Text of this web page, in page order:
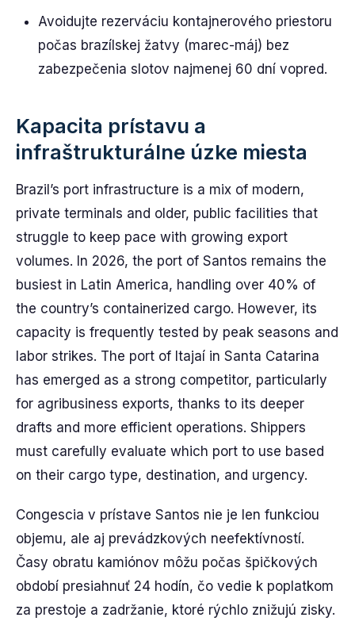
Avoidujte rezerváciu kontajnerového priestoru
počas brazílskej žatvy (marec-máj) bez
zabezpečenia slotov najmenej 60 dní vopred.
Kapacita prístavu a
infraštrukturálne úzke miesta
Brazil’s port infrastructure is a mix of modern,
private terminals and older, public facilities that
struggle to keep pace with growing export
volumes. In 2026, the port of Santos remains the
busiest in Latin America, handling over 40% of
the country’s containerized cargo. However, its
capacity is frequently tested by peak seasons and
labor strikes. The port of Itajaí in Santa Catarina
has emerged as a strong competitor, particularly
for agribusiness exports, thanks to its deeper
drafts and more efficient operations. Shippers
must carefully evaluate which port to use based
on their cargo type, destination, and urgency.
Congescia v prístave Santos nie je len funkciou
objemu, ale aj prevádzkových neefektívností.
Časy obratu kamiónov môžu počas špičkových
období presiahnuť 24 hodín, čo vedie k poplatkom
za prestoje a zadržanie, ktoré rýchlo znižujú zisky.